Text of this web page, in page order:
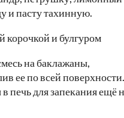
и пасту тахинную.
на баклажаны,
ее по всей поверхности.
печь для запекания ещё